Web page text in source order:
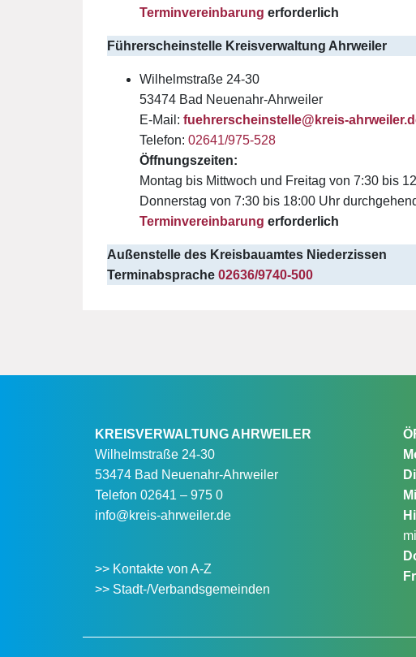
Terminvereinbarung erforderlich
Führerscheinstelle Kreisverwaltung Ahrweiler
Wilhelmstraße 24-30
53474 Bad Neuenahr-Ahrweiler
E-Mail: fuehrerscheinstelle@kreis-
Telefon: 02641/975-528
Öffnungszeiten:
Montag bis Mittwoch und Freitag von 7:30 bis
Donnerstag von 7:30 bis 18:00 Uhr
Terminvereinbarung erforderlich
Außenstelle des Kreisbauamtes Niederzissen
Terminabsprache 02636/9740-500
KREISVERWALTUNG AHRWEILER
Wilhelmstraße 24-30
53474 Bad Neuenahr-Ahrweiler
Telefon 02641 – 975 0
info@kreis-ahrweiler.de
>> Kontakte von A-Z
>> Stadt-/Verbandsgemeinden